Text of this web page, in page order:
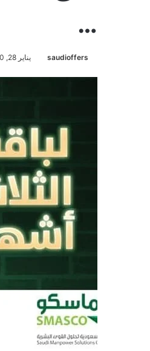
‬…
saudioffers يناير 28, 2020